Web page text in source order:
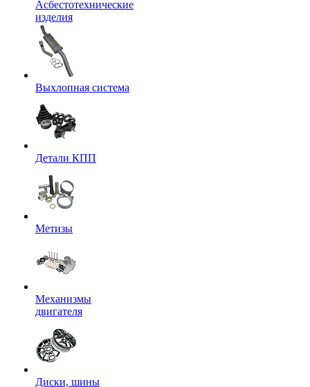
Асбестотехнические
изделия
Выхлопная система
Детали КПП
Метизы
Механизмы
двигателя
Диски, шины